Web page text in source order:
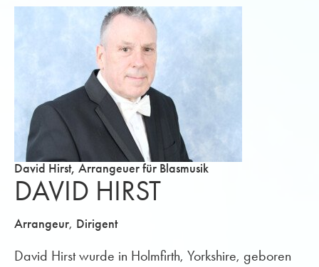
David Hirst, Arrangeuer für Blasmusik
DAVID HIRST
Arrangeur, Dirigent
David Hirst wurde in Holmfirth, Yorkshire, geboren